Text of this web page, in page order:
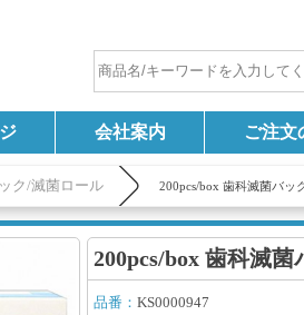
会社案内 ご注文
ク/滅菌ロール 200pcs/box 歯科滅菌バッ
200pcs/box 歯科滅
品番： KS0000947